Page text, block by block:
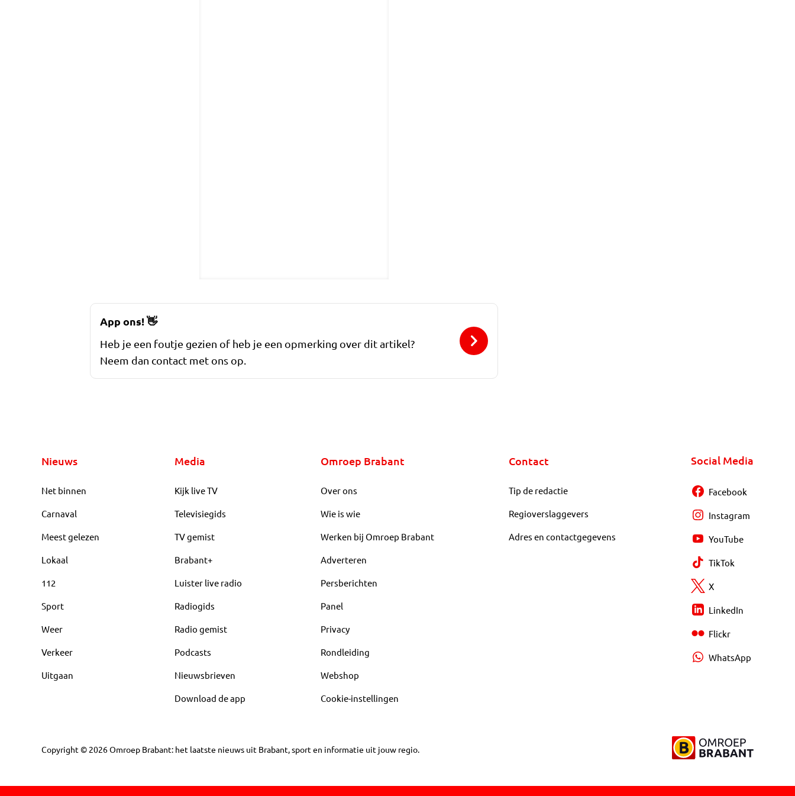
App ons!👋
Heb je een foutje gezien of heb je een opmerking over dit artikel?
Neem dan contact met ons op.
Nieuws
Net binnen
Carnaval
Meest gelezen
Lokaal
112
Sport
Weer
Verkeer
Uitgaan
Media
Kijk live TV
Televisiegids
TV gemist
Brabant+
Luister live radio
Radiogids
Radio gemist
Podcasts
Nieuwsbrieven
Download de app
Omroep Brabant
Over ons
Wie is wie
Werken bij Omroep Brabant
Adverteren
Persberichten
Panel
Privacy
Rondleiding
Webshop
Cookie-instellingen
Contact
Tip de redactie
Regioverslaggevers
Adres en contactgegevens
Social Media
Facebook
Instagram
YouTube
TikTok
X
LinkedIn
Flickr
WhatsApp
Copyright © 2026Omroep Brabant: het laatste nieuws uit Brabant, sport en informatie uit jouw regio.